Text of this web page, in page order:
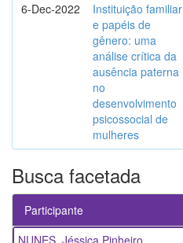
6-Dec-2022
Instituição familiar
e papéis de
gênero: uma
análise crítica da
ausência paterna
no
desenvolvimento
psicossocial de
mulheres
Busca facetada
Participante